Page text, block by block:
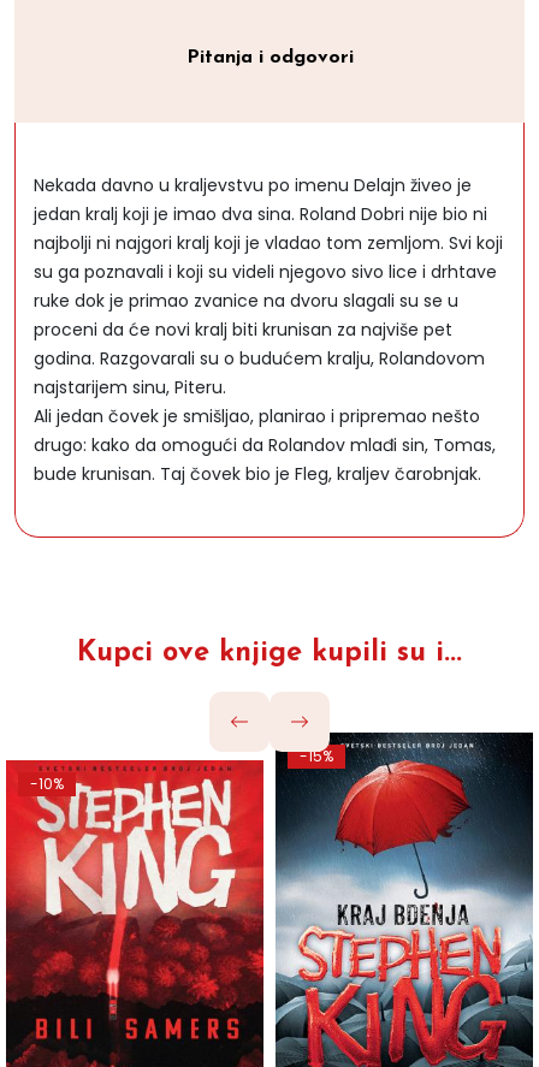
Pitanja i odgovori
Nekada davno u kraljevstvu po imenu Delajn živeo je
jedan kralj koji je imao dva sina. Roland Dobri nije bio ni
najbolji ni najgori kralj koji je vladao tom zemljom. Svi koji
su ga poznavali i koji su videli njegovo sivo lice i drhtave
ruke dok je primao zvanice na dvoru slagali su se u
proceni da će novi kralj biti krunisan za najviše pet
godina. Razgovarali su o budućem kralju, Rolandovom
najstarijem sinu, Piteru.
Ali jedan čovek je smišljao, planirao i pripremao nešto
drugo: kako da omogući da Rolandov mlađi sin, Tomas,
bude krunisan. Taj čovek bio je Fleg, kraljev čarobnjak.
Kupci ove knjige kupili su i...
-10%
-15%